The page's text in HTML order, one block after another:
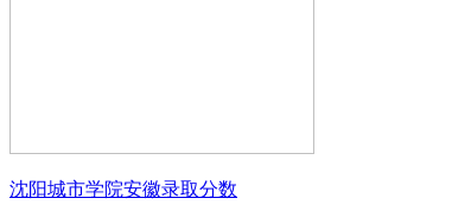
沈阳城市学院安徽录取分数